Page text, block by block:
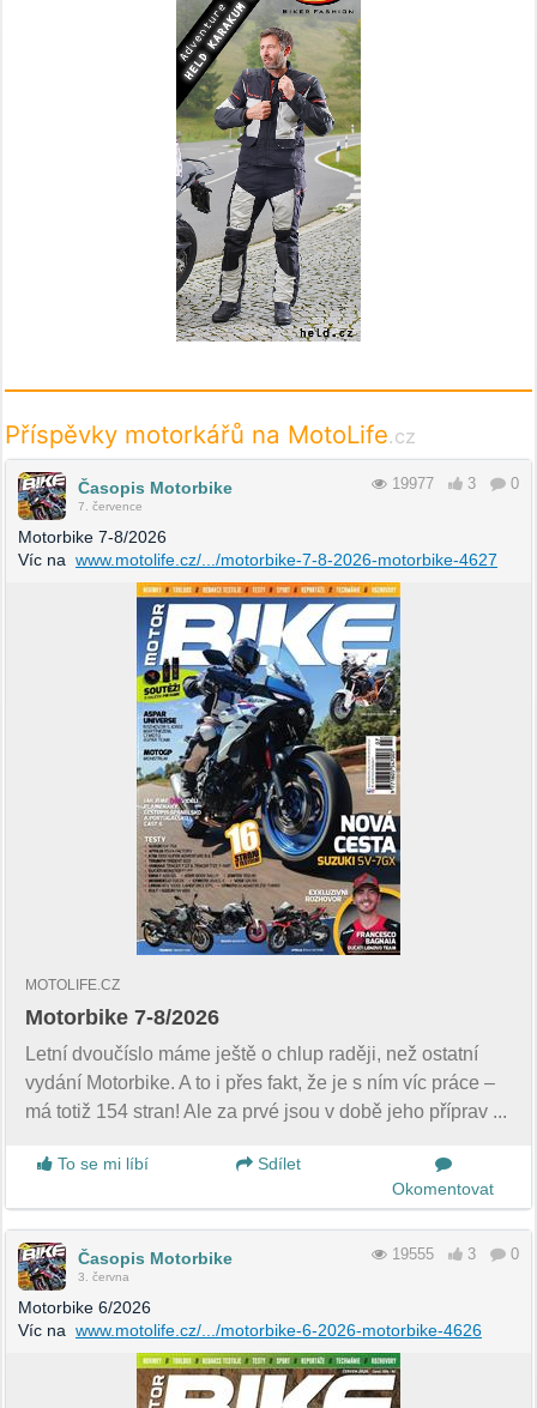
Příspěvky motorkářů na MotoLife.cz
Časopis Motorbike
7. července
19977 3 0
Motorbike 7-8/2026
Víc na www.motolife.cz/.../motorbike-7-8-2026-motorbike-4627
MOTOLIFE.CZ
Motorbike 7-8/2026
Letní dvoučíslo máme ještě o chlup raději, než ostatní
vydání Motorbike. A to i přes fakt, že je s ním víc práce –
má totiž 154 stran! Ale za prvé jsou v době jeho příprav ...
To se mi líbí
Sdílet
Okomentovat
Časopis Motorbike
3. června
19555 3 0
Motorbike 6/2026
Víc na www.motolife.cz/.../motorbike-6-2026-motorbike-4626